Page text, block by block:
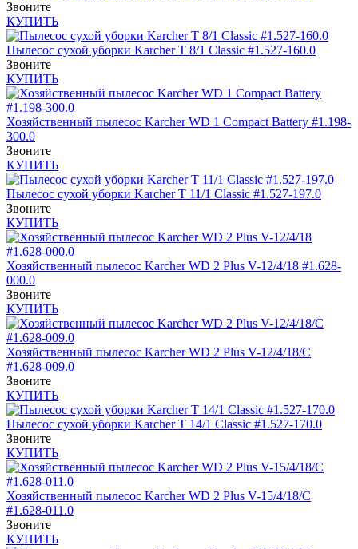
Звоните
КУПИТЬ
Пылесос сухой уборки Karcher T 8/1 Classic #1.527-160.0
Звоните
КУПИТЬ
Хозяйственный пылесос Karcher WD 1 Compact Battery #1.198-
300.0
Звоните
КУПИТЬ
Пылесос сухой уборки Karcher T 11/1 Classic #1.527-197.0
Звоните
КУПИТЬ
Хозяйственный пылесос Karcher WD 2 Plus V-12/4/18 #1.628-
000.0
Звоните
КУПИТЬ
Хозяйственный пылесос Karcher WD 2 Plus V-12/4/18/C
#1.628-009.0
Звоните
КУПИТЬ
Пылесос сухой уборки Karcher T 14/1 Classic #1.527-170.0
Звоните
КУПИТЬ
Хозяйственный пылесос Karcher WD 2 Plus V-15/4/18/C
#1.628-011.0
Звоните
КУПИТЬ